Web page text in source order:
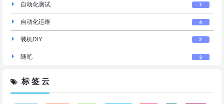
自动化测试 1
自动化运维 4
装机DIY 2
随笔 3
标 签 云